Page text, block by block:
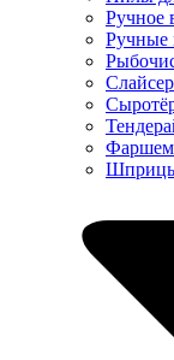
Ручное
Ручные